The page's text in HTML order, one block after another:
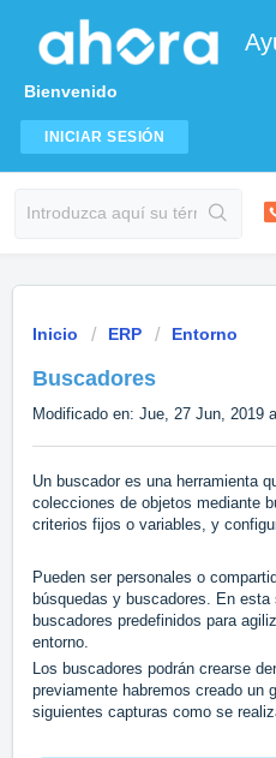
Bienvenido
INICIAR SESIÓN
Inicio ERP Entorno
Buscadores
Modificado en: Jue, 27 Jun, 2019
Un buscador es una herramienta
colecciones de objetos mediante
criterios fijos o variables, y
Pueden ser personales o
búsquedas y buscadores. En
buscadores predefinidos para
entorno.
Los buscadores podrán crearse
previamente habremos creado un
siguientes capturas como se